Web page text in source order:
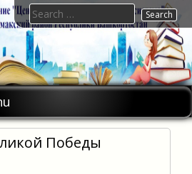
Search
for:
Победы